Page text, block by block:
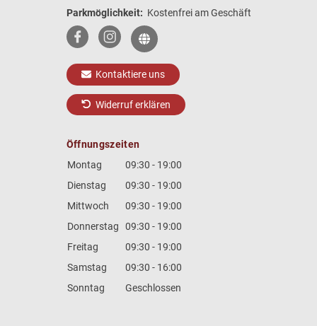
Parkmöglichkeit: Kostenfrei am Geschäft
Kontaktiere uns
Widerruf erklären
Öffnungszeiten
Montag
09:30 - 19:00
Dienstag
09:30 - 19:00
Mittwoch
09:30 - 19:00
Donnerstag
09:30 - 19:00
Freitag
09:30 - 19:00
Samstag
09:30 - 16:00
Sonntag
Geschlossen